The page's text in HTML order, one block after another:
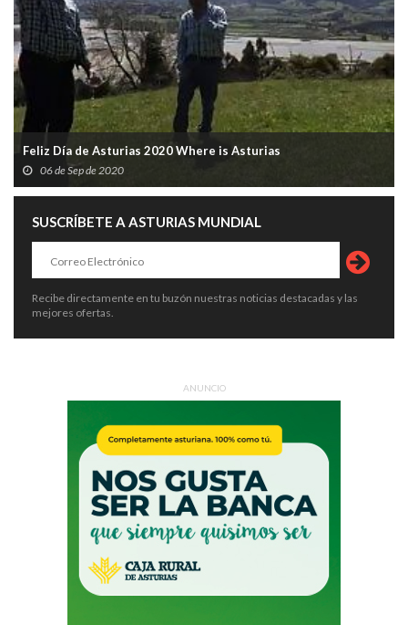
Feliz Día de Asturias 2020 Where is Asturias
06 de Sep de 2020
SUSCRÍBETE A ASTURIAS MUNDIAL
Recibe directamente en tu buzón nuestras noticias destacadas y las
mejores ofertas.
ANUNCIO